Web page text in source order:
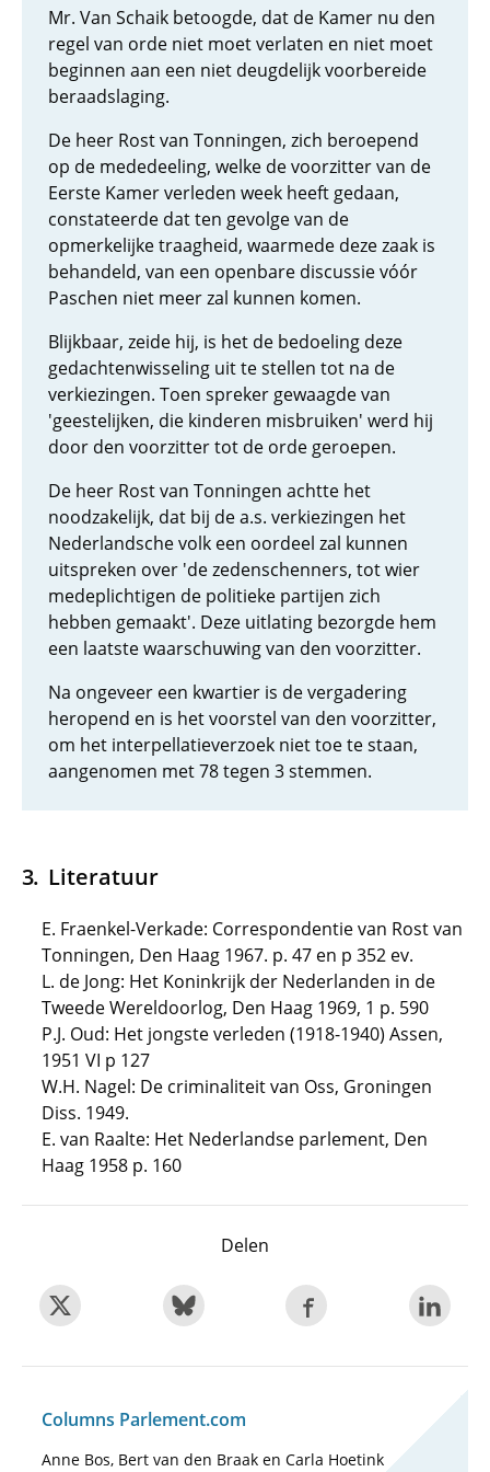
Mr. Van Schaik betoogde, dat de Kamer nu den
regel van orde niet moet verlaten en niet moet
beginnen aan een niet deugdelijk voorbereide
beraadslaging.
De heer Rost van Tonningen, zich beroepend
op de mededeeling, welke de voorzitter van de
Eerste Kamer verleden week heeft gedaan,
constateerde dat ten gevolge van de
opmerkelijke traagheid, waarmede deze zaak is
behandeld, van een openbare discussie vóór
Paschen niet meer zal kunnen komen.
Blijkbaar, zeide hij, is het de bedoeling deze
gedachtenwisseling uit te stellen tot na de
verkiezingen. Toen spreker gewaagde van
'geestelijken, die kinderen misbruiken' werd hij
door den voorzitter tot de orde geroepen.
De heer Rost van Tonningen achtte het
noodzakelijk, dat bij de a.s. verkiezingen het
Nederlandsche volk een oordeel zal kunnen
uitspreken over 'de zedenschenners, tot wier
medeplichtigen de politieke partijen zich
hebben gemaakt'. Deze uitlating bezorgde hem
een laatste waarschuwing van den voorzitter.
Na ongeveer een kwartier is de vergadering
heropend en is het voorstel van den voorzitter,
om het interpellatieverzoek niet toe te staan,
aangenomen met 78 tegen 3 stemmen.
Literatuur
E. Fraenkel-Verkade: Correspondentie van Rost van
Tonningen, Den Haag 1967. p. 47 en p 352 ev.
L. de Jong: Het Koninkrijk der Nederlanden in de
Tweede Wereldoorlog, Den Haag 1969, 1 p. 590
P.J. Oud: Het jongste verleden (1918-1940) Assen,
1951 VI p 127
W.H. Nagel: De criminaliteit van Oss, Groningen
Diss. 1949.
E. van Raalte: Het Nederlandse parlement, Den
Haag 1958 p. 160
Delen
Columns Parlement.com
Anne Bos, Bert van den Braak en Carla Hoetink